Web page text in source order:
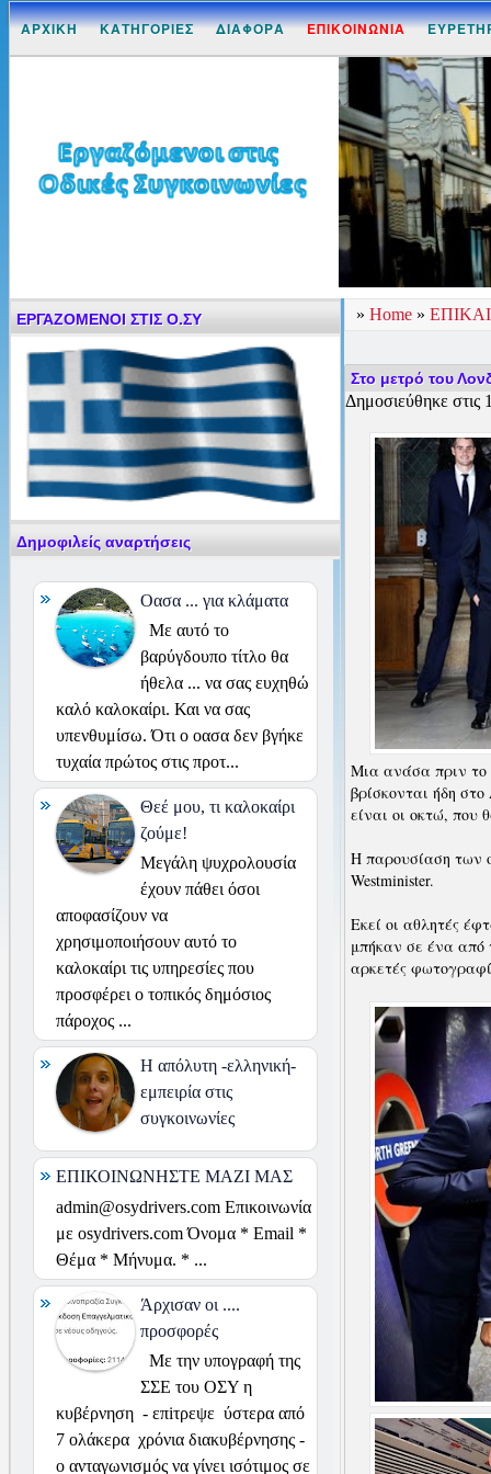
ΑΡΧΙΚΗ ΚΑΤΗΓΟΡΙΕΣ ΔΙΑΦΟΡΑ ΕΠΙΚΟΙΝΩΝΙΑ
» Home »
Στο μετρό του
Δημοσιεύθηκε στις
Μια ανάσα πριν το
βρίσκονται ήδη
είναι οι οκτώ, που
Η παρουσίαση των
Westminister.
Εκεί οι αθλητές
μπήκαν σε ένα από
αρκετές
ΕΡΓΑΖΟΜΕΝΟΙ ΣΤΙΣ Ο.ΣΥ
Δημοφιλείς αναρτήσεις
Οασα ... για κλάματα
Με αυτό το
βαρύγδουπο τίτλο θα
ήθελα ... να σας ευχηθώ
καλό καλοκαίρι. Και να σας
υπενθυμίσω. Ότι ο οασα δεν βγήκε
τυχαία πρώτος στις προτ...
Θεέ μου, τι καλοκαίρι
ζούμε!
Μεγάλη ψυχρολουσία
έχουν πάθει όσοι
αποφασίζουν να
χρησιμοποιήσουν αυτό το
καλοκαίρι τις υπηρεσίες που
προσφέρει ο τοπικός δημόσιος
πάροχος ...
H απόλυτη -ελληνική-
εμπειρία στις
συγκοινωνίες
ΕΠΙΚΟΙΝΩΝΗΣΤΕ ΜΑΖΙ ΜΑΣ
admin@osydrivers.com Επικοινωνία
με osydrivers.com Όνομα * Email *
Θέμα * Μήνυμα. * ...
Άρχισαν οι ....
προσφορές
Με την υπογραφή της
ΣΣΕ του ΟΣΥ η
κυβέρνηση - επiτρεψε ύστερα από
7 ολάκερα χρόνια διακυβέρνησης -
ο ανταγωνισμός να γίνει ισότιμος σε